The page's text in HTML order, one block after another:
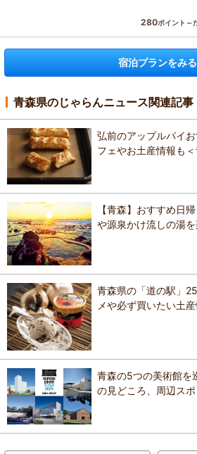
280ポイント～
宿泊プランをみる
青森県のじゃらんニュース関連記事
弘前のアップルパイ
フェやお土産情報も
【青森】おすすめ日
や源泉かけ流しの湯
青森県の「道の駅」
メや必ず買いたい土
青森の5つの美術館を
の見どころ、周辺ス